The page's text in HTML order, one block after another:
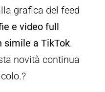
grafica del feed
e video full
simile a TikTok.
novità continua